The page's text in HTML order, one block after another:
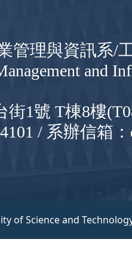
管理與資訊系/
and
1號 T棟8樓
/ 系辦信箱
of Science and Technology